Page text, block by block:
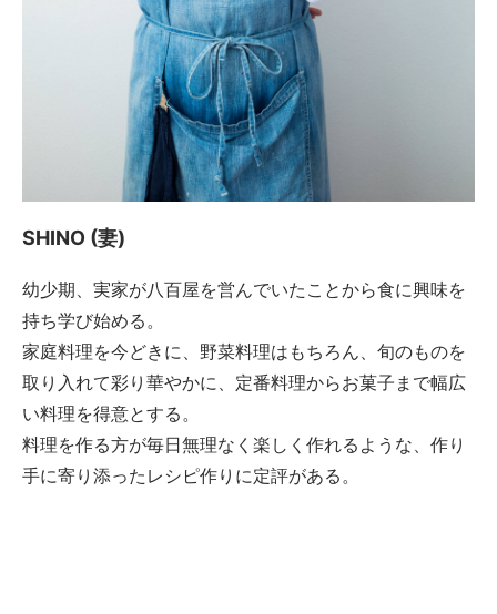
SHINO (妻)
幼少期、実家が八百屋を営んでいたことから食に興味を
持ち学び始める。
家庭料理を今どきに、野菜料理はもちろん、旬のものを
取り入れて彩り華やかに、定番料理からお菓子まで幅広
い料理を得意とする。
料理を作る方が毎日無理なく楽しく作れるような、作り
手に寄り添ったレシピ作りに定評がある。